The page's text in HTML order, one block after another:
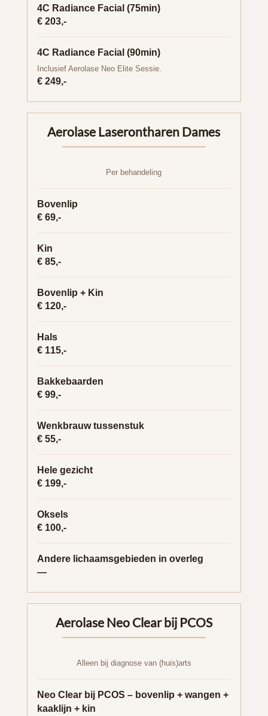
4C Radiance Facial (75min)
€ 203,-
4C Radiance Facial (90min)
Inclusief Aerolase Neo Elite Sessie.
€ 249,-
Aerolase Laserontharen Dames
Per behandeling
Bovenlip
€ 69,-
Kin
€ 85,-
Bovenlip + Kin
€ 120,-
Hals
€ 115,-
Bakkebaarden
€ 99,-
Wenkbrauw tussenstuk
€ 55,-
Hele gezicht
€ 199,-
Oksels
€ 100,-
Andere lichaamsgebieden in overleg
—
Aerolase Neo Clear bij PCOS
Alleen bij diagnose van (huis)arts
Neo Clear bij PCOS – bovenlip + wangen +
kaaklijn + kin